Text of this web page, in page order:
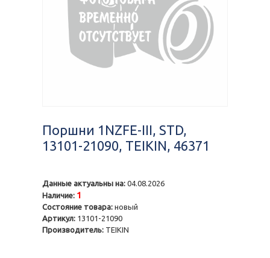
Поршни 1NZFE-III, STD,
13101-21090, TEIKIN, 46371
Данные актуальны на: 04.08.2026
Наличие: 1
Состояние товара: новый
Артикул: 13101-21090
Производитель: TEIKIN